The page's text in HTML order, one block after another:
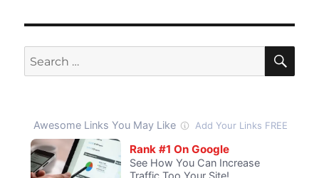
de
fotogramas
por
el
desplazamiento
de
la
Search
for: